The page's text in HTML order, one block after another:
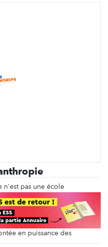
n'est pas une école
association qui a pour
citoyen des jeunes au
action
sociaux et
en puissance des